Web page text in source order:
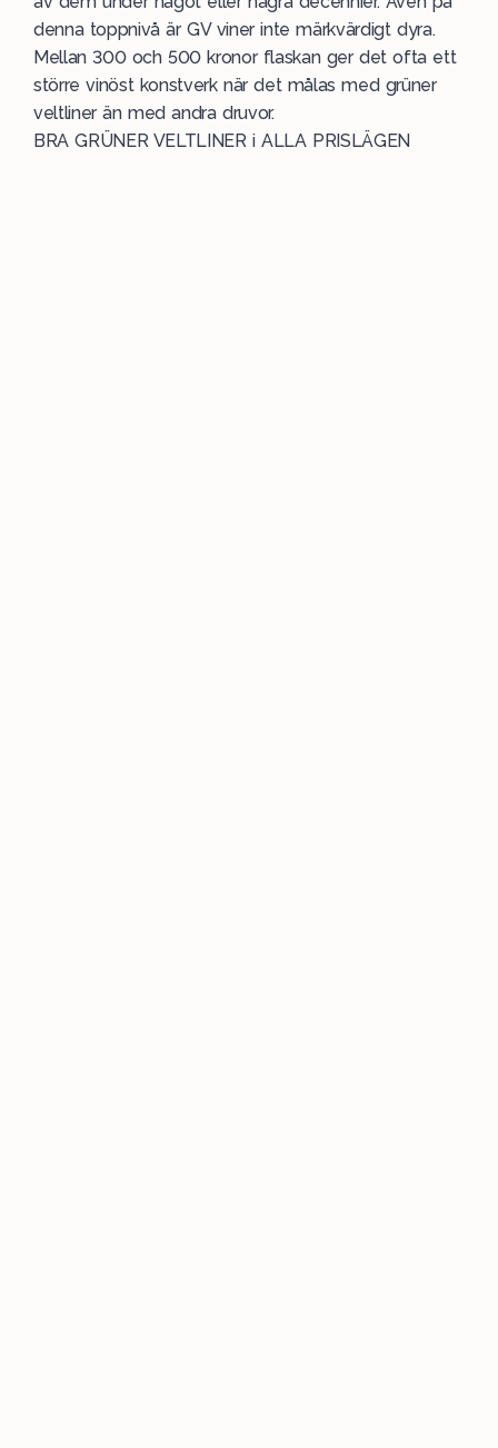
denna toppnivå är GV viner inte märkvärdigt dyra.
Mellan 300 och 500 kronor flaskan ger det ofta ett
större vinöst konstverk när det målas med grüner
veltliner än med andra druvor.
BRA GRÜNER VELTLINER i ALLA PRISLÄGEN